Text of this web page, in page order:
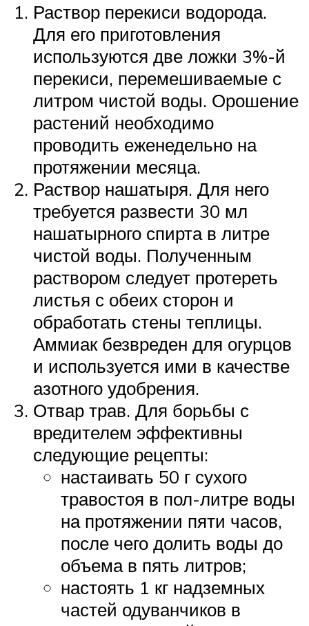
Раствор перекиси водорода.
Для его приготовления
используются две ложки 3%-й
перекиси, перемешиваемые с
литром чистой воды. Орошение
растений необходимо
проводить еженедельно на
протяжении месяца.
Раствор нашатыря. Для него
требуется развести 30 мл
нашатырного спирта в литре
чистой воды. Полученным
раствором следует протереть
листья с обеих сторон и
обработать стены теплицы.
Аммиак безвреден для огурцов
и используется ими в качестве
азотного удобрения.
Отвар трав. Для борьбы с
вредителем эффективны
следующие рецепты:
настаивать 50 г сухого
травостоя в пол-литре воды
на протяжении пяти часов,
после чего долить воды до
объема в пять литров;
настоять 1 кг надземных
частей одуванчиков в